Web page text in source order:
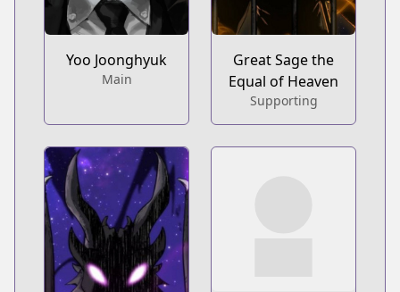
Yoo Joonghyuk
Main
Great Sage the
Equal of Heaven
Supporting